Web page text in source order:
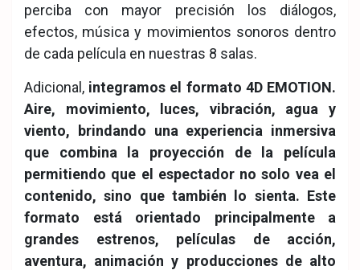
perciba con mayor precisión los diálogos,
efectos, música y movimientos sonoros dentro
de cada película en nuestras 8 salas.
Adicional, integramos el formato 4D EMOTION.
Aire, movimiento, luces, vibración, agua y
viento, brindando una experiencia inmersiva
que combina la proyección de la película
permitiendo que el espectador no solo vea el
contenido, sino que también lo sienta. Este
formato está orientado principalmente a
grandes estrenos, películas de acción,
aventura, animación y producciones de alto